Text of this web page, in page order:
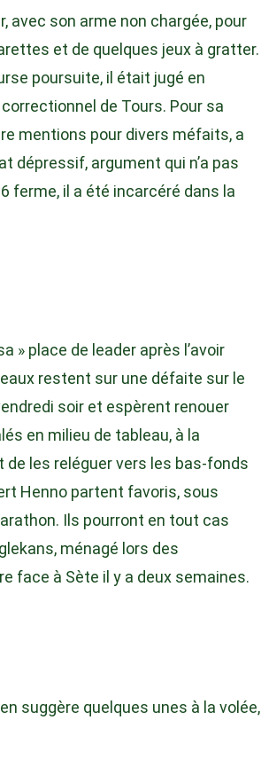
avec son arme non chargée, pour
et de quelques jeux à gratter.
poursuite, il était jugé en
de Tours. Pour sa
mentions pour divers méfaits, a
dépressif, argument qui n’a pas
ferme, il a été incarcéré dans la
» place de leader après l’avoir
restent sur une défaite sur le
soir et espèrent renouer
en milieu de tableau, à la
les reléguer vers les bas-fonds
Henno partent favoris, sous
Ils pourront en tout cas
ménagé lors des
face à Sète il y a deux semaines.
suggère quelques unes à la volée,